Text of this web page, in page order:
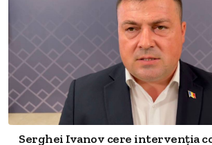
Serghei Ivanov cere intervenția